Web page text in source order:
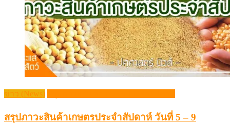
ข่าว (News)
สรุปภาวะสินค้าเกษตรประจำสัปดาห์ วันที่ 5 – 9